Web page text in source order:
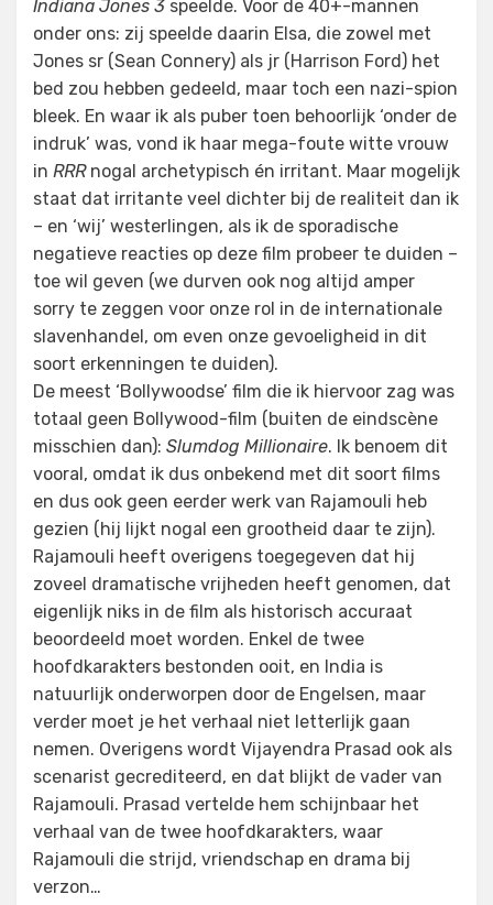
Indiana Jones 3 speelde. Voor de 40+-mannen
onder ons: zij speelde daarin Elsa, die zowel met
Jones sr (Sean Connery) als jr (Harrison Ford) het
bed zou hebben gedeeld, maar toch een nazi-spion
bleek. En waar ik als puber toen behoorlijk ‘onder de
indruk’ was, vond ik haar mega-foute witte vrouw
in RRRnogal archetypisch én irritant. Maar mogelijk
staat dat irritante veel dichter bij de realiteit dan ik
– en ‘wij’ westerlingen, als ik de sporadische
negatieve reacties op deze film probeer te duiden –
toe wil geven (we durven ook nog altijd amper
sorry te zeggen voor onze rol in de internationale
slavenhandel, om even onze gevoeligheid in dit
soort erkenningen te duiden).
De meest ‘Bollywoodse’ film die ik hiervoor zag was
totaal geen Bollywood-film (buiten de eindscène
misschien dan): Slumdog Millionaire. Ik benoem dit
vooral, omdat ik dus onbekend met dit soort films
en dus ook geen eerder werk van Rajamouli heb
gezien (hij lijkt nogal een grootheid daar te zijn).
Rajamouli heeft overigens toegegeven dat hij
zoveel dramatische vrijheden heeft genomen, dat
eigenlijk niks in de film als historisch accuraat
beoordeeld moet worden. Enkel de twee
hoofdkarakters bestonden ooit, en India is
natuurlijk onderworpen door de Engelsen, maar
verder moet je het verhaal niet letterlijk gaan
nemen. Overigens wordt Vijayendra Prasad ook als
scenarist gecrediteerd, en dat blijkt de vader van
Rajamouli. Prasad vertelde hem schijnbaar het
verhaal van de twee hoofdkarakters, waar
Rajamouli die strijd, vriendschap en drama bij
verzon…